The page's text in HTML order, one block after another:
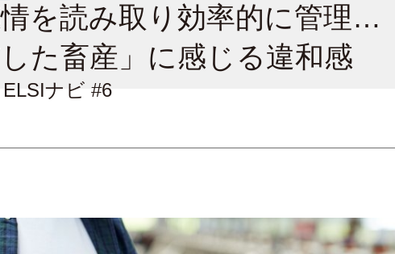
を読み取り効率的に管理…
た畜産」に感じる違和感
ナビ #6